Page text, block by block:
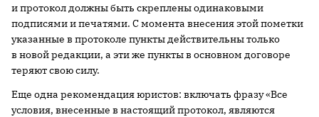
и протокол должны быть скреплены одинаковыми
подписями и печатями. С момента внесения этой пометки
указанные в протоколе пункты действительны только
в новой редакции, а эти же пункты в основном договоре
теряют свою силу.
Еще одна рекомендация юристов: включать фразу «Все
условия, внесенные в настоящий протокол, являются